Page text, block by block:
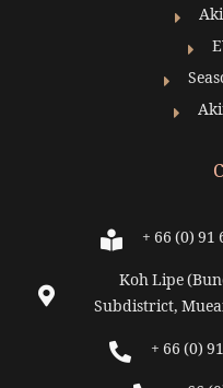
+ 66 (0)
Koh Lipe
Subdistrict,
+ 66 (0)